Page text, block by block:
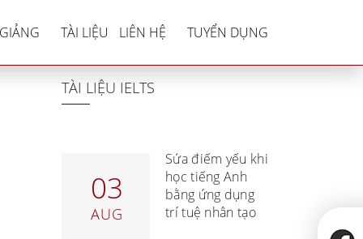
TÀI LIỆU LIÊN HỆ TUYỂN DỤNG
Z
TÀI LIỆU IELTS
03
AUG
Sửa điểm yếu khi
học tiếng Anh
bằng ứng dụng
trí tuệ nhân tạo